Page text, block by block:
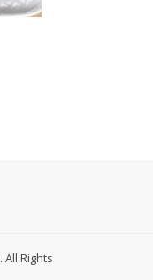
. All Rights